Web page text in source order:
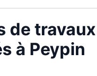
de travaux
à Peypin